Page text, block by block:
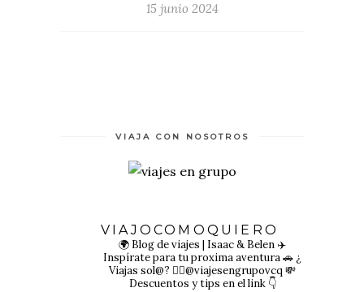
15 junio 2024
VIAJA CON NOSOTROS
VIAJOCOMOQUIERO
🌍 Blog de viajes | Isaac & Belen ✈️
Inspírate para tu proxima aventura🚗 ¿
Viajas sol@? 👉🏻@viajesengrupovcq 💸
Descuentos y tips en el link 👇